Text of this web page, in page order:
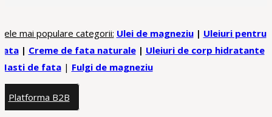
mai populare categorii: Ulei de magneziu| Uleiuri pentru
| Creme de fata naturale| Uleiuri de corp hidratante|
de fata| Fulgi de magneziu
Platforma B2B